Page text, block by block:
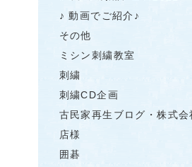
♪ 動画でご紹介♪
その他
ミシン刺繍教室
刺繍
刺繍CD企画
古民家再生ブログ・株式会
店様
囲碁